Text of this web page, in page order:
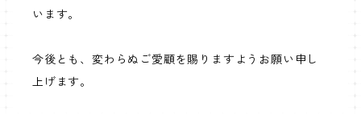
います。
今後とも、変わらぬご愛顧を賜りますようお願い申し
上げます。